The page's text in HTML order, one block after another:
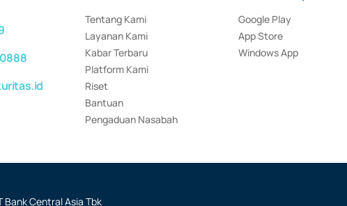
Tentang Kami
Layanan Kami
Kabar Terbaru
Platform Kami
Riset
Bantuan
Pengaduan Nasabah
Google Play
App Store
Windows App
Bank Central Asia Tbk